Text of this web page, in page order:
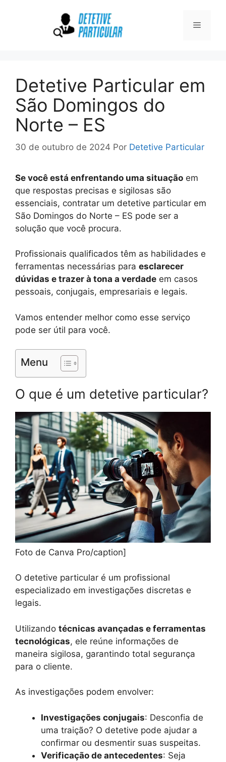
Menu
Detetive Particular em
São Domingos do
Norte – ES
30 de outubro de 2024 Por Detetive Particular
Se você está enfrentando uma situação em
que respostas precisas e sigilosas são
essenciais, contratar um detetive particular em
São Domingos do Norte – ES pode ser a
solução que você procura.
Profissionais qualificados têm as habilidades e
ferramentas necessárias para esclarecer
dúvidas e trazer à tona a verdade em casos
pessoais, conjugais, empresariais e legais.
Vamos entender melhor como esse serviço
pode ser útil para você.
Menu
O que é um detetive particular?
Foto de Canva Pro/caption]
O detetive particular é um profissional
especializado em investigações discretas e
legais.
Utilizando técnicas avançadas e ferramentas
tecnológicas, ele reúne informações de
maneira sigilosa, garantindo total segurança
para o cliente.
As investigações podem envolver:
Investigações conjugais: Desconfia de
uma traição? O detetive pode ajudar a
confirmar ou desmentir suas suspeitas.
Verificação de antecedentes: Seja